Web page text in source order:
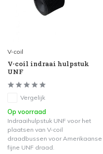
V-coil
V-coil indraai hulpstuk
UNF
Vergelijk
Op voorraad
Indraaihulpstuk UNF voor het
plaatsen van V-coil
draadbussen voor Amerikaanse
fijne UNF draad.